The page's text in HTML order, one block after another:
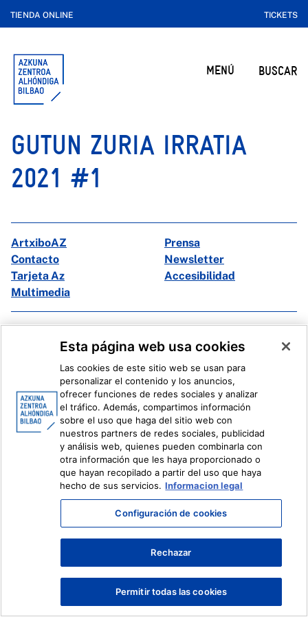
TIENDA ONLINE TICKETS
MENÚ BUSCAR
GUTUN ZURIA IRRATIA
2021 #1
ArtxiboAZ
Prensa
Contacto
Newsletter
Tarjeta Az
Accesibilidad
Multimedia
Instagram
Youtube
Ivoox
Información legal Sistema Interno de Información
Esta página web usa cookies
Las cookies de este sitio web se usan para
personalizar el contenido y los anuncios,
ofrecer funciones de redes sociales y analizar
el tráfico. Además, compartimos información
sobre el uso que haga del sitio web con
nuestros partners de redes sociales, publicidad
y análisis web, quienes pueden combinarla con
otra información que les haya proporcionado o
que hayan recopilado a partir del uso que haya
hecho de sus servicios. Informacion legal
Configuración de cookies
Rechazar
Permitir todas las cookies